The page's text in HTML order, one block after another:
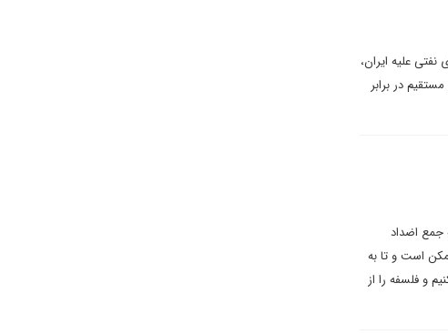
علیه ایران،
در برابر
جمع اضداد
است و تا‌ به
و فلسفه را از